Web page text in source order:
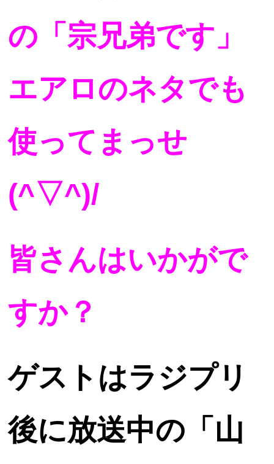
の「宗兄弟です」
エアロのネタでも
使ってまっせ
(^▽^)/
皆さんはいかがで
すか？
ゲストはラジプリ
後に放送中の「山